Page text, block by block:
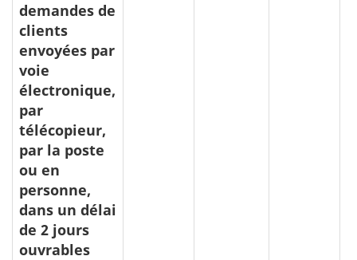
demandes de
clients
envoyées par
voie
électronique,
par
télécopieur,
par la poste
ou en
personne,
dans un délai
de 2 jours
ouvrables